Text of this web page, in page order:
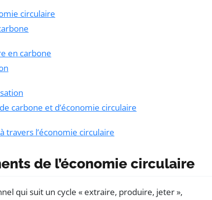
circulaire
en carbone
carbone et d’économie circulaire
travers l’économie circulaire
de l’économie circulaire
qui suit un cycle « extraire, produire, jeter »,